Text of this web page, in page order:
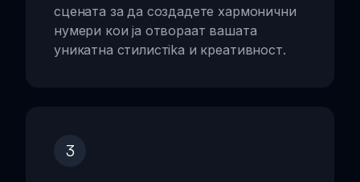
сцената за да создадете хармонични
нумери кои ја отвораат вашата
уникатна стилистika и креативност.
3